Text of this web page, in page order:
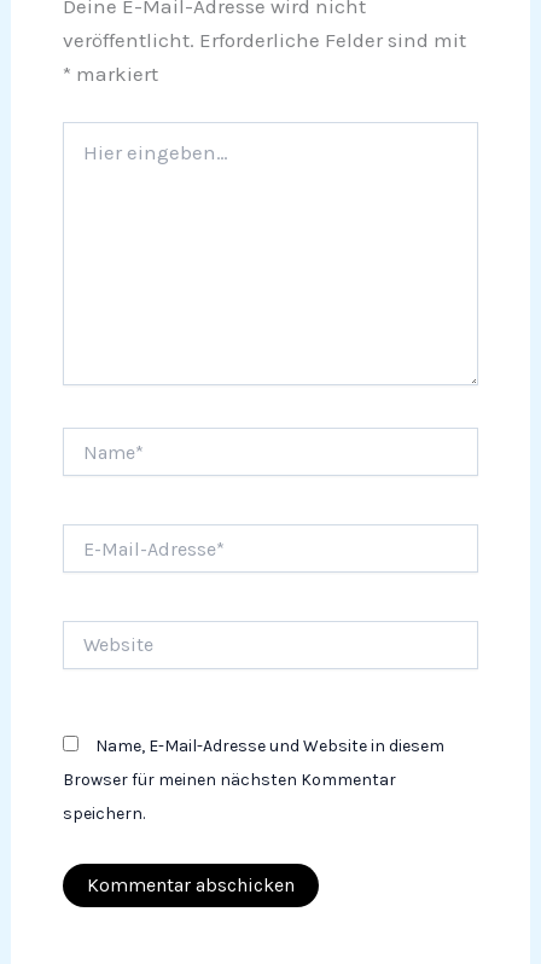
Deine E-Mail-Adresse wird nicht
veröffentlicht. Erforderliche Felder sind mit
* markiert
eingeben…
Mail-
Name, E-Mail-Adresse und Website in diesem
Browser für meinen nächsten Kommentar
speichern.